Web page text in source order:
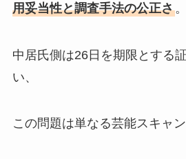
用妥当性と調査手法の公正さ。
中居氏側は26日を期限とする
い、
この問題は単なる芸能スキャン